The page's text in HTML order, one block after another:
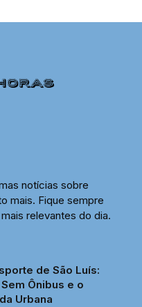
notícias sobre
mais. Fique sempre
relevantes do dia.
de São Luís:
Ônibus e o
Urbana